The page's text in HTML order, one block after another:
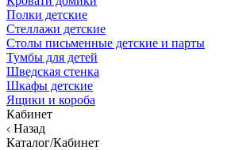
Полки детские
Стеллажи детские
Столы письменные детские и парты
Тумбы для детей
Шведская стенка
Шкафы детские
Ящики и короба
Кабинет
Назад
Каталог/Кабинет